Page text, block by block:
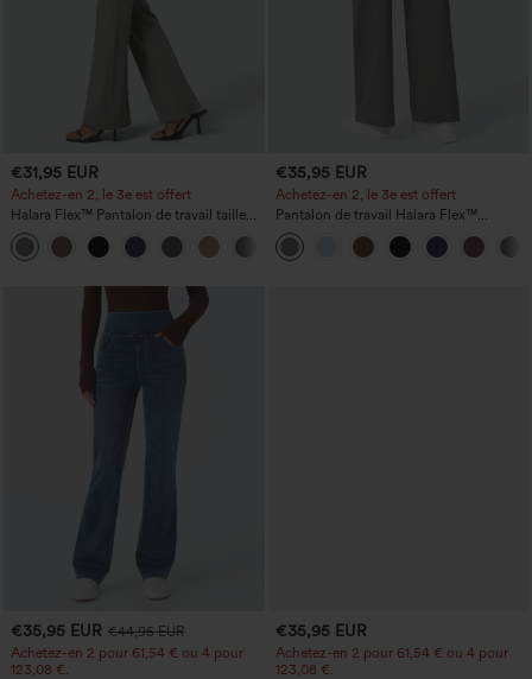
€31,95 EUR
Achetez-en 2, le 3e est offert
Halara Flex™ Pantalon de travail taille
haute avec poche latérale arrière et
légère coupe évasée
+13
€35,95 EUR
Achetez-en 2, le 3e est offert
Pantalon de travail Halara Flex™
DayStretch à taille haute, avec poches et
coupe droite
€35,95 EUR €44,95 EUR
Achetez-en 2 pour 61,54 € ou 4 pour
123,08 €.
€35,95 EUR
Achetez-en 2 pour 61,54 € ou 4 pour
123,08 €.